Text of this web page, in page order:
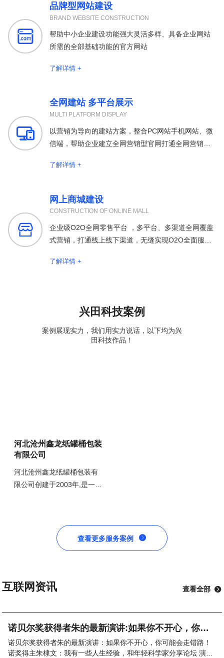

品牌型网站建设
BRAND WEBSITE CONSTRUCTION
帮助中小企业建设功能强大灵活多样、具备企业网站
所需的全部基础功能的官方网站
了解详情 +

全网建站 多平台展示
MULTI PLATFORM DISPLAY
以营销为导向的建站方案，整合PC网站手机网站、微
信端，帮助企业建立全网营销型官网打通全网营销渠
了解详情 +

网上商城建设
CONSTRUCTION OF ONLINE MALL
企业级O2O全网零售平台 ，多平台、多渠道全网覆盖
式营销，打通线上线下渠道，无缝实现O2O全面服务
了解详情 +
兴田科技案例
案例展现实力，我们用实力说话，以下均为兴
田科技作品！
河北沧州鑫龙纸罐桶包装
有限公司
河北沧州鑫龙纸罐桶包装有
限公司创建于2003年,是一家
包装纸桶,纸管,纸筒,大米纸
罐可广泛用于食品,医药,茶
防潮,防漏,环保等特点,纸桶
本公司师资力量雄厚,拥有切
割机,卷管机,切管机,精切机,
压盖机,等先进的设备.生产力
查看更多服务案例 
互联网资讯 查看全部 
诺贝尔奖获得者朱的最新演讲:如果你不开心，你可
能会走错路！
诺贝尔奖获得者朱的最新演讲：如果你不开心，你可能会走错路！
诺奖得主朱棣文：我有一些人生经验，和年轻科学家分享论坛 演讲